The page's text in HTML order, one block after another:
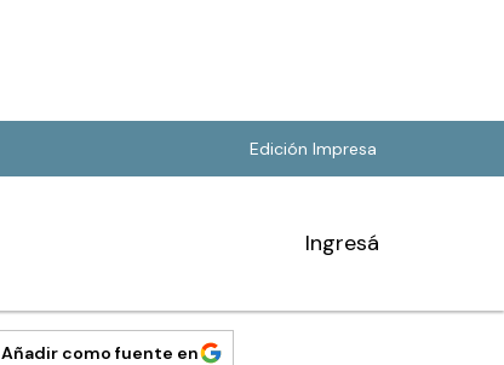
Edición Impresa
Ingresá
Añadir como fuente en